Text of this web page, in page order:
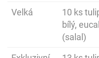
Velká
10 ks
bílý,
(salal)